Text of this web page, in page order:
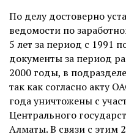
По делу достоверно
ведомости по
5 лет за период с 1991
документы за период
2000 годы, в
так как согласно акту
года уничтожены с
Центрального
Алматы. В связи с этим